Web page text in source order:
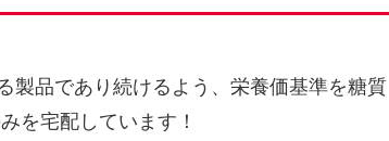
製品であり続けるよう、栄養価基準を糖質
を宅配しています！